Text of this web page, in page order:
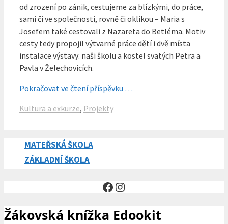
od zrození po zánik, cestujeme za blízkými, do práce,
sami či ve společnosti, rovně či oklikou – Maria s
Josefem také cestovali z Nazareta do Betléma. Motiv
cesty tedy propojil výtvarné práce dětí i dvě místa
instalace výstavy: naši školu a kostel svatých Petra a
Pavla v Želechovicích.
Pokračovat ve čtení příspěvku …
Rubriky
Kultura a exkurze, Projekty
MATEŘSKÁ ŠKOLA
ZÁKLADNÍ ŠKOLA
Facebook
Instagram
Žákovská knížka Edookit